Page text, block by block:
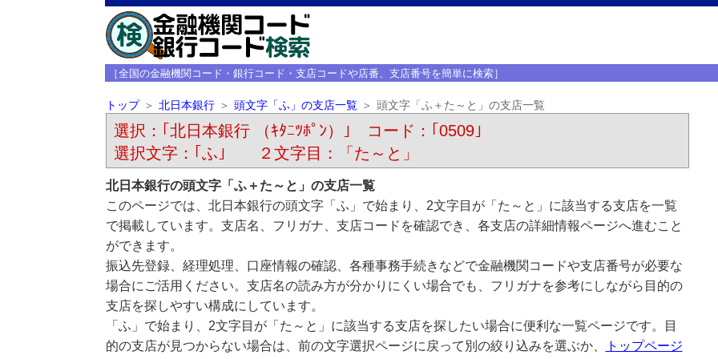
［全国の金融機関コード・銀行コード・支店コードや店番、支店番号を簡単に検索］
トップ 北日本銀行 頭文字「ふ」の支店一覧 頭文字「ふ＋た～と」の支店一覧
選択：｢北日本銀行 （ｷﾀﾆﾂﾎﾟﾝ）｣ コード：｢0509｣
選択文字：｢ふ｣ ２文字目：「た～と」
北日本銀行の頭文字「ふ＋た～と」の支店一覧
このページでは、北日本銀行の頭文字「ふ」で始まり、2文字目が「た～と」に該当する支店を一覧
で掲載しています。支店名、フリガナ、支店コードを確認でき、各支店の詳細情報ページへ進むこと
ができます。
振込先登録、経理処理、口座情報の確認、各種事務手続きなどで金融機関コードや支店番号が必要な
場合にご活用ください。支店名の読み方が分かりにくい場合でも、フリガナを参考にしながら目的の
支店を探しやすい構成にしています。
「ふ」で始まり、2文字目が「た～と」に該当する支店を探したい場合に便利な一覧ページです。目
的の支店が見つからない場合は、前の文字選択ページに戻って別の絞り込みを選ぶか、
トップページ